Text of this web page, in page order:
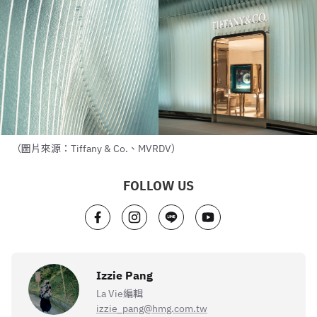
（圖片來源：Tiffany & Co.、MVRDV）
FOLLOW US
Izzie Pang
La Vie編輯
izzie_pang@hmg.com.tw